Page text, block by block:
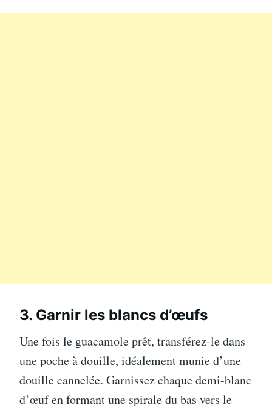
3. Garnir les blancs d’œufs
Une fois le guacamole prêt, transférez-le dans
une poche à douille, idéalement munie d’une
douille cannelée. Garnissez chaque demi-blanc
d’œuf en formant une spirale du bas vers le